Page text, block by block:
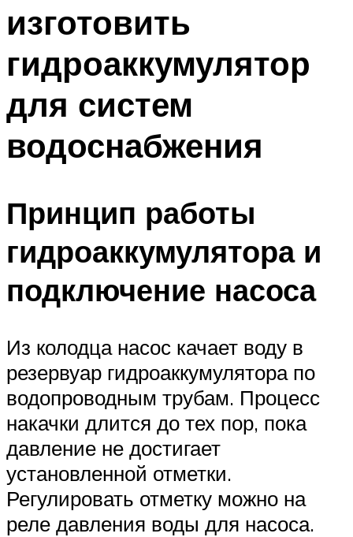
Меню
изготовить
гидроаккумулятор
для систем
водоснабжения
Принцип работы
гидроаккумулятора и
подключение насоса
Из колодца насос качает воду в
резервуар гидроаккумулятора по
водопроводным трубам. Процесс
накачки длится до тех пор, пока
давление не достигает
установленной отметки.
Регулировать отметку можно на
реле давления воды для насоса.